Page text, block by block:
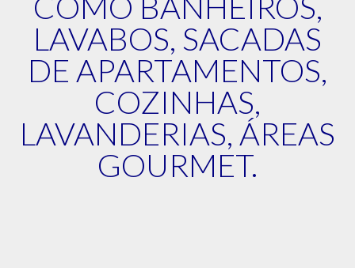
LAVABOS, SACADAS
DE APARTAMENTOS,
COZINHAS,
LAVANDERIAS, ÁREAS
GOURMET.